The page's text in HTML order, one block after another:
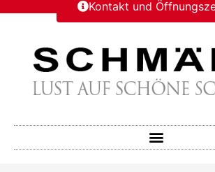
Kontakt und